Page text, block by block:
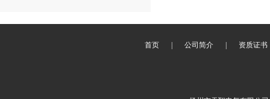
首页 公司简介 资质证书